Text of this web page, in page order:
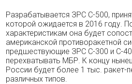
Разрабатывается ЗРС С-500,
которой ожидается в 2016 году.
характеристикам она будет
американской противоракетной
предшествующие ЗРС С-300 и С-
перехватывать МБР. К концу
России будет более 1 тыс. ракет-
различных типов.